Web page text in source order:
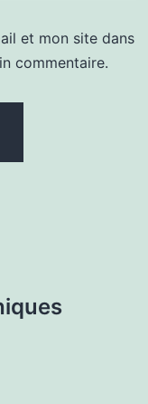
et mon site dans
commentaire.